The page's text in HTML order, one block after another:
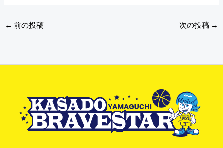
← 前の投稿 次の投稿 →